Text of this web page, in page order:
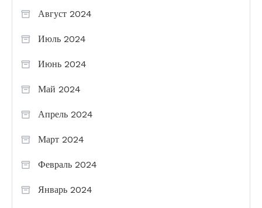
Август 2024
Июль 2024
Июнь 2024
Май 2024
Апрель 2024
Март 2024
Февраль 2024
Январь 2024